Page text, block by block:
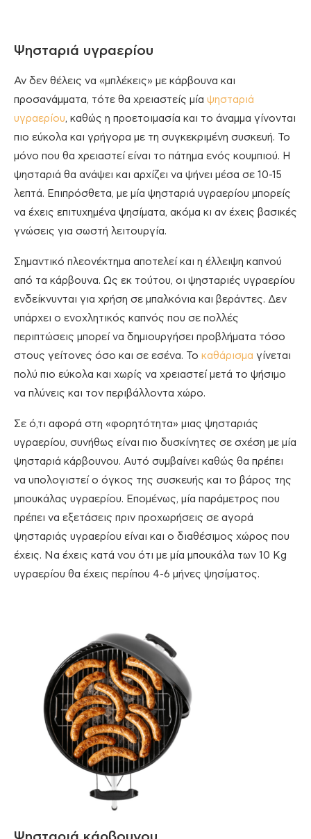
Ψησταριά υγραερίου
Αν δεν θέλεις να «μπλέκεις» με κάρβουνα και
προσανάμματα, τότε θα χρειαστείς μία ψησταριά
υγραερίου, καθώς η προετοιμασία και το άναμμα γίνονται
πιο εύκολα και γρήγορα με τη συγκεκριμένη συσκευή. Το
μόνο που θα χρειαστεί είναι το πάτημα ενός κουμπιού. Η
ψησταριά θα ανάψει και αρχίζει να ψήνει μέσα σε 10-15
λεπτά. Επιπρόσθετα, με μία ψησταριά υγραερίου μπορείς
να έχεις επιτυχημένα ψησίματα, ακόμα κι αν έχεις βασικές
γνώσεις για σωστή λειτουργία.
Σημαντικό πλεονέκτημα αποτελεί και η έλλειψη καπνού
από τα κάρβουνα. Ως εκ τούτου, οι ψησταριές υγραερίου
ενδείκνυνται για χρήση σε μπαλκόνια και βεράντες. Δεν
υπάρχει ο ενοχλητικός καπνός που σε πολλές
περιπτώσεις μπορεί να δημιουργήσει προβλήματα τόσο
στους γείτονες όσο και σε εσένα. Το καθάρισμα γίνεται
πολύ πιο εύκολα και χωρίς να χρειαστεί μετά το ψήσιμο
να πλύνεις και τον περιβάλλοντα χώρο.
Σε ό,τι αφορά στη «φορητότητα» μιας ψησταριάς
υγραερίου, συνήθως είναι πιο δυσκίνητες σε σχέση με μία
ψησταριά κάρβουνου. Αυτό συμβαίνει καθώς θα πρέπει
να υπολογιστεί ο όγκος της συσκευής και το βάρος της
μπουκάλας υγραερίου. Επομένως, μία παράμετρος που
πρέπει να εξετάσεις πριν προχωρήσεις σε αγορά
ψησταριάς υγραερίου είναι και ο διαθέσιμος χώρος που
έχεις. Να έχεις κατά νου ότι με μία μπουκάλα των 10 Kg
υγραερίου θα έχεις περίπου 4-6 μήνες ψησίματος.